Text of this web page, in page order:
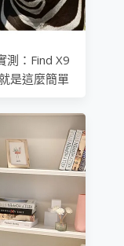
測：Find X9
是這麼簡單